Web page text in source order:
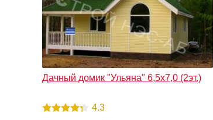
Дачный домик "Ульяна" 6,5х7,0 (2эт.)
4.3